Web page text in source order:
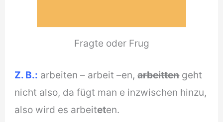
Fragte oder Frug
Z. B.: arbeiten – arbeit –en,arbeittengeht
nicht also, da fügt man e inzwischen hinzu,
also wird es arbeiteten.